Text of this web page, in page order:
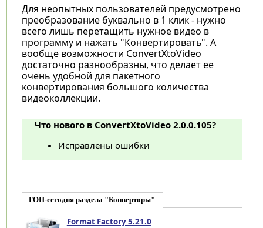
Для неопытных пользователей предусмотрено
преобразование буквально в 1 клик - нужно
всего лишь перетащить нужное видео в
программу и нажать "Конвертировать". А
вообще возможности ConvertXtoVideo
достаточно разнообразны, что делает ее
очень удобной для пакетного
конвертирования большого количества
видеоколлекции.
Что нового в ConvertXtoVideo 2.0.0.105?
Исправлены ошибки
ТОП-сегодня раздела "Конверторы"
Format Factory 5.21.0